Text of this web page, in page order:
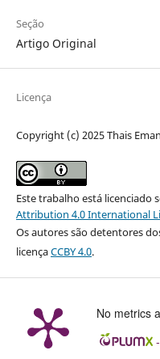
Seção
Artigo Original
Licença
Copyright (c) 2025 Thais
Este trabalho está licenciado
Attribution 4.0 International
Os autores são detentores
licençaCCBY 4.0.
No metrics
-